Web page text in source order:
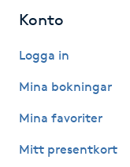
Frisör
Funktionsanalys
Föning
Konto
Logga in
Mina bokningar
Mina favoriter
Mitt presentkort